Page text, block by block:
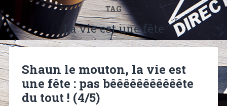
TAG
La vie est une fête
Shaun le mouton, la vie est
une fête : pas bêêêêêêêêêêête
du tout ! (4/5)